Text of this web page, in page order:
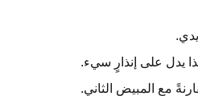
يدل على إنذارٍ سيء.
مع المبيض الثاني.